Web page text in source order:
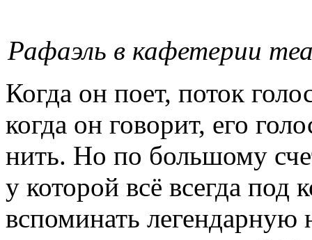
Рафаэль в кафетерии
Когда он поет, поток
когда он говорит, его
нить. Но по большому
у которой всё всегда под
вспоминать легендарную